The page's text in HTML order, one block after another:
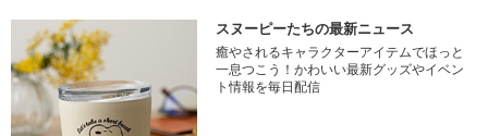
スヌーピーたちの最新ニュース
癒やされるキャラクターアイテムでほっと
一息つこう！かわいい最新グッズやイベン
ト情報を毎日配信